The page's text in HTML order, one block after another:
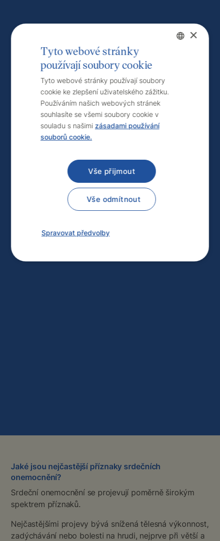
Jaké jsou nejčastější příznaky srdečních
onemocnění?
Srdeční onemocnění se projevují poměrně širokým
spektrem příznaků.
Nejčastějšími projevy bývá snížená tělesná výkonnost,
zadýchávání nebo bolesti na hrudi, nejprve při větší a
×
Tyto webové stránky
používají soubory cookie
Tyto webové stránky používají soubory
cookie ke zlepšení uživatelského zážitku.
Používáním našich webových stránek
souhlasíte se všemi soubory cookie v
souladu s našimi zásadami používání
souborů cookie.
Vše přijmout
Vše odmítnout
Spravovat předvolby